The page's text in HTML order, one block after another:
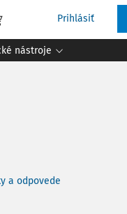
Prihlásiť
nástroje
a odpovede